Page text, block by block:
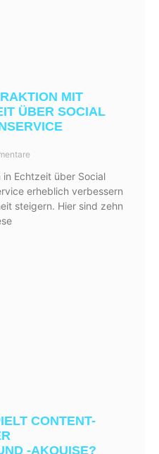
MIT
ÜBER SOCIAL
Echtzeit über Social
erheblich verbessern
steigern. Hier sind zehn
CONTENT-
-AKQUISE?